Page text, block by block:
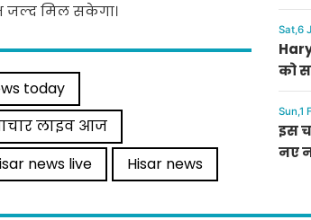
जल्द मिल सकेगा।
today
लाइव आज
news live Hisar news
Sat,6
को
Sun,1
इस
नए